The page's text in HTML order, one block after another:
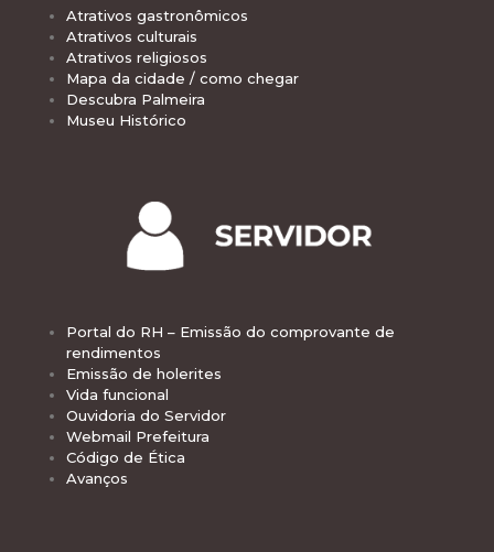
Atrativos gastronômicos
Atrativos culturais
Atrativos religiosos
Mapa da cidade / como chegar
Descubra Palmeira
Museu Histórico
Portal do RH – Emissão do comprovante de
rendimentos
Emissão de holerites
Vida funcional
Ouvidoria do Servidor
Webmail Prefeitura
Código de Ética
Avanços